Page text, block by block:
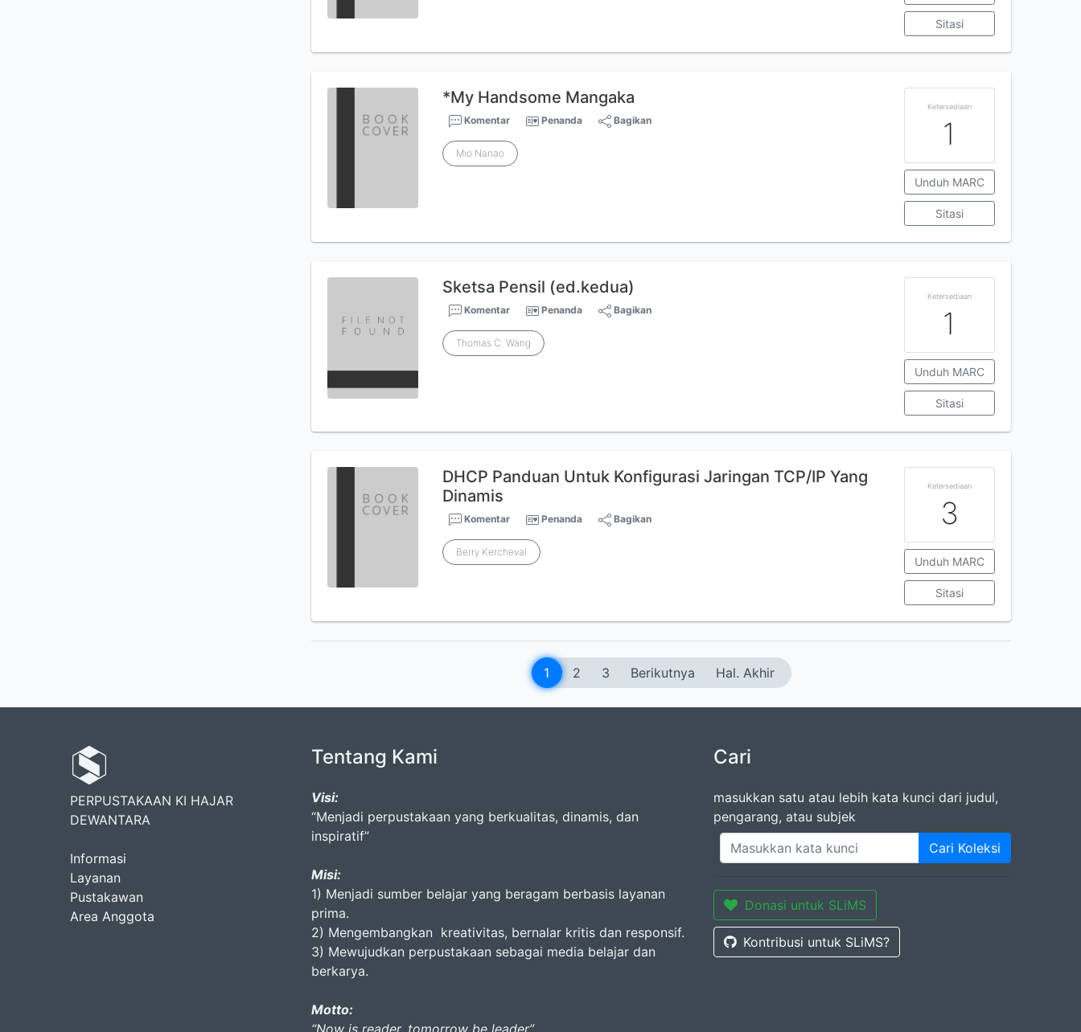
Sitasi
*My Handsome Mangaka
Komentar Penanda Bagikan
Mio Nanao
Ketersediaan
1
Unduh MARC
Sitasi
Sketsa Pensil (ed.kedua)
Komentar Penanda Bagikan
Thomas C. Wang
Ketersediaan
1
Unduh MARC
Sitasi
DHCP Panduan Untuk Konfigurasi Jaringan TCP/IP Yang
Dinamis
Komentar Penanda Bagikan
Berry Kercheval
Ketersediaan
3
Unduh MARC
Sitasi
1 2 3 Berikutnya Hal. Akhir
PERPUSTAKAAN KI HAJAR
DEWANTARA
Informasi
Layanan
Pustakawan
Area Anggota
Tentang Kami
Visi:
“Menjadi perpustakaan yang berkualitas, dinamis, dan
inspiratif”
Misi:
1) Menjadi sumber belajar yang beragam berbasis layanan
prima.
2) Mengembangkan kreativitas, bernalar kritis dan responsif.
3) Mewujudkan perpustakaan sebagai media belajar dan
berkarya.
Motto:
“Now is reader, tomorrow be leader”
Cari
masukkan satu atau lebih kata kunci dari judul,
pengarang, atau subjek
Cari Koleksi
Donasi untuk SLiMS
Kontribusi untuk SLiMS?